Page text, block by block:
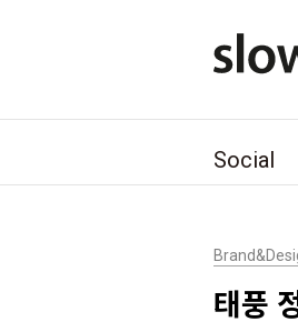
Social
태풍